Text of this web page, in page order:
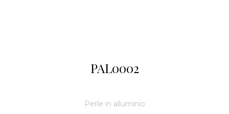
PAL0002
Perle in alluminio